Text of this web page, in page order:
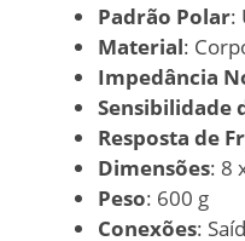
Padrão Polar:
Material:
Impedância
Sensibilidade
Resposta de
Dimensões: 8
Peso: 600 g
Conexões: